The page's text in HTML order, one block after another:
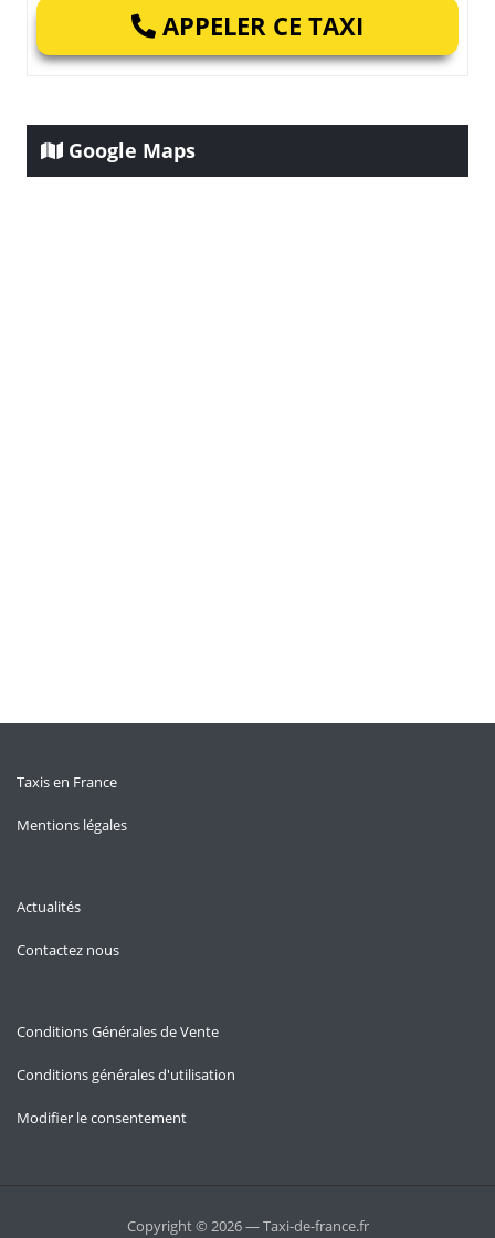
APPELER CE TAXI
Google Maps
Taxis en France
Mentions légales
Actualités
Contactez nous
Conditions Générales de Vente
Conditions générales d'utilisation
Modifier le consentement
Copyright © 2026 — Taxi-de-france.fr